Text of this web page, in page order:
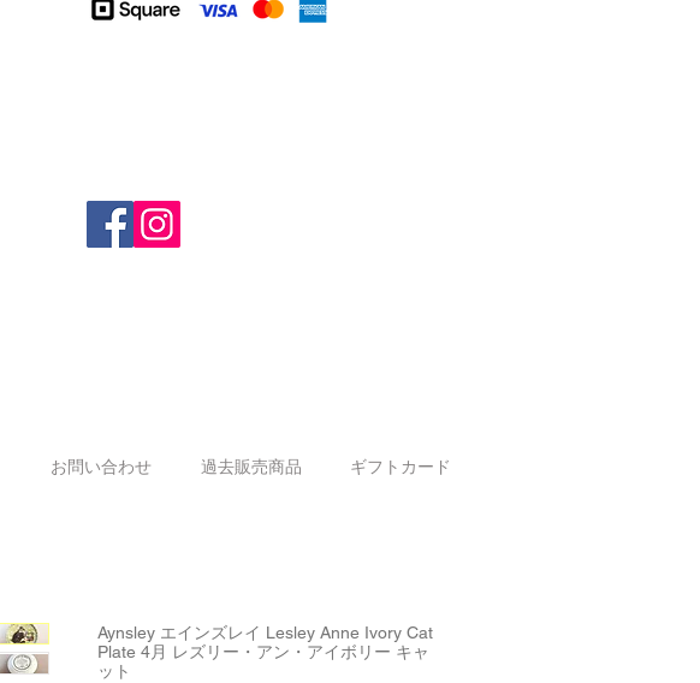
お問い合わせ 過去販売商品 ギフトカード
Aynsley エインズレイ Lesley Anne Ivory Cat
Plate 4月 レズリー・アン・アイボリー キャ
ット